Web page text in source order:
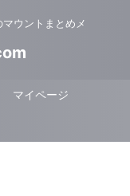
ウントまとめメ
マイページ